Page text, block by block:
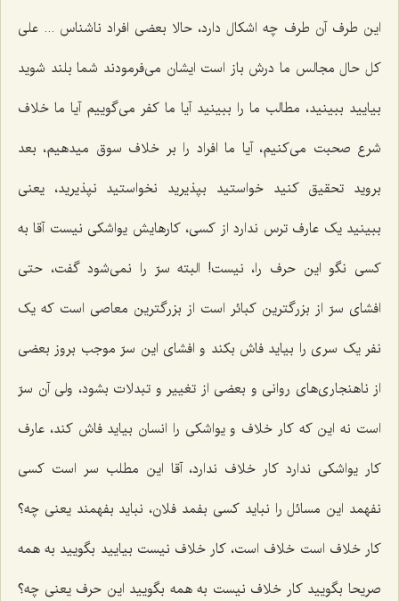
این طرف آن طرف چه اشکال دارد، حالا بعضی افراد ناشناس ... علی
کل حال مجالس ما درش باز است ایشان می‌فرمودند شما بلند شوید
بیایید ببینید، مطالب ما را ببینید آیا ما کفر می‌گوییم آیا ما خلاف
شرع صحبت می‌کنیم، آیا ما افراد را بر خلاف سوق میدهیم، بعد
بروید تحقیق کنید خواستید بپذیرید نخواستید نپذیرید، یعنی
ببینید یک عارف ترس ندارد از کسی، کارهایش یواشکی نیست آقا به
کسی نگو این حرف را، نیست! البته سرّ را نمی‌شود گفت، حتی
افشای سرّ از بزرگترین کبائر است از بزرگترین معاصی است که یک
نفر یک سری را بیاید فاش بکند و افشای این سرّ موجب بروز بعضی
از ناهنجاری‌های روانی و بعضی از تغییر و تبدلات بشود، ولی آن سرّ
است نه این که کار خلاف و یواشکی را انسان بیاید فاش کند، عارف
کار یواشکی ندارد کار خلاف ندارد، آقا این مطلب سر است کسی
نفهمد این مسائل را نباید کسی بفمد فلان، نباید بفهمند یعنی چه؟
کار خلاف است خلاف است، کار خلاف نیست بیایید بگویید به همه
صریحا بگویید کار خلاف نیست به همه بگویید این حرف یعنی چه؟